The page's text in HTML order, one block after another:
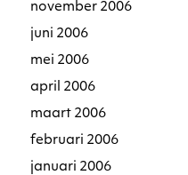
november 2006
juni 2006
mei 2006
april 2006
maart 2006
februari 2006
januari 2006